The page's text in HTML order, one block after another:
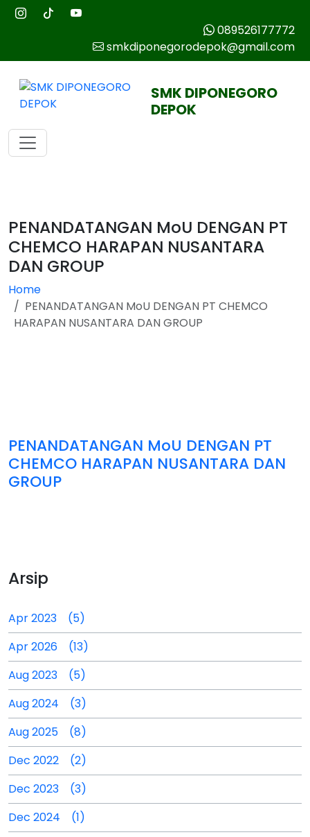
089526177772
smkdiponegorodepok@gmail.com
SMK DIPONEGORO
DEPOK
PENANDATANGAN MoU DENGAN PT
CHEMCO HARAPAN NUSANTARA
DAN GROUP
Home
PENANDATANGAN MoU DENGAN PT CHEMCO
HARAPAN NUSANTARA DAN GROUP
PENANDATANGAN MoU DENGAN PT
CHEMCO HARAPAN NUSANTARA DAN
GROUP
Arsip
Apr 2023 (5)
Apr 2026 (13)
Aug 2023 (5)
Aug 2024 (3)
Aug 2025 (8)
Dec 2022 (2)
Dec 2023 (3)
Dec 2024 (1)